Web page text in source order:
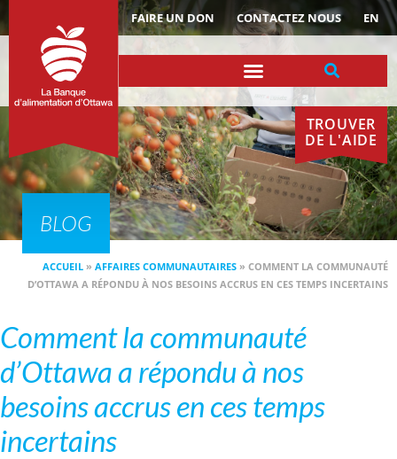
FAIRE UN DON CONTACTEZ NOUS EN
TROUVER
DE L'AIDE
BLOG
ACCUEIL » AFFAIRES COMMUNAUTAIRES » COMMENT LA COMMUNAUTÉ
D’OTTAWA A RÉPONDU À NOS BESOINS ACCRUS EN CES TEMPS INCERTAINS
Comment la communauté
d’Ottawa a répondu à nos
besoins accrus en ces temps
incertains